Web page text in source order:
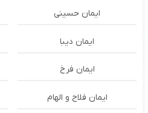
ایمان حسینی
ایمان دیبا
ایمان فرخ
ایمان فلاح و الهام